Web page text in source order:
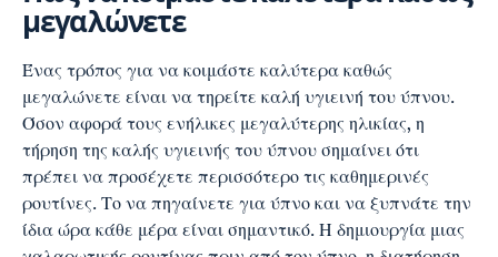
μεγαλώνετε
Ένας τρόπος για να κοιμάστε καλύτερα καθώς
μεγαλώνετε είναι να τηρείτε καλή υγιεινή του ύπνου.
Όσον αφορά τους ενήλικες μεγαλύτερης ηλικίας, η
τήρηση της καλής υγιεινής του ύπνου σημαίνει ότι
πρέπει να προσέχετε περισσότερο τις καθημερινές
ρουτίνες. Το να πηγαίνετε για ύπνο και να ξυπνάτε την
ίδια ώρα κάθε μέρα είναι σημαντικό. Η δημιουργία μιας